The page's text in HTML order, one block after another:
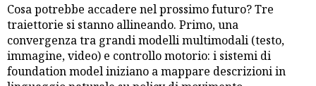
Cosa potrebbe accadere nel prossimo futuro? Tre
traiettorie si stanno allineando. Primo, una
convergenza tra grandi modelli multimodali (testo,
immagine, video) e controllo motorio: i sistemi di
foundation model iniziano a mappare descrizioni in